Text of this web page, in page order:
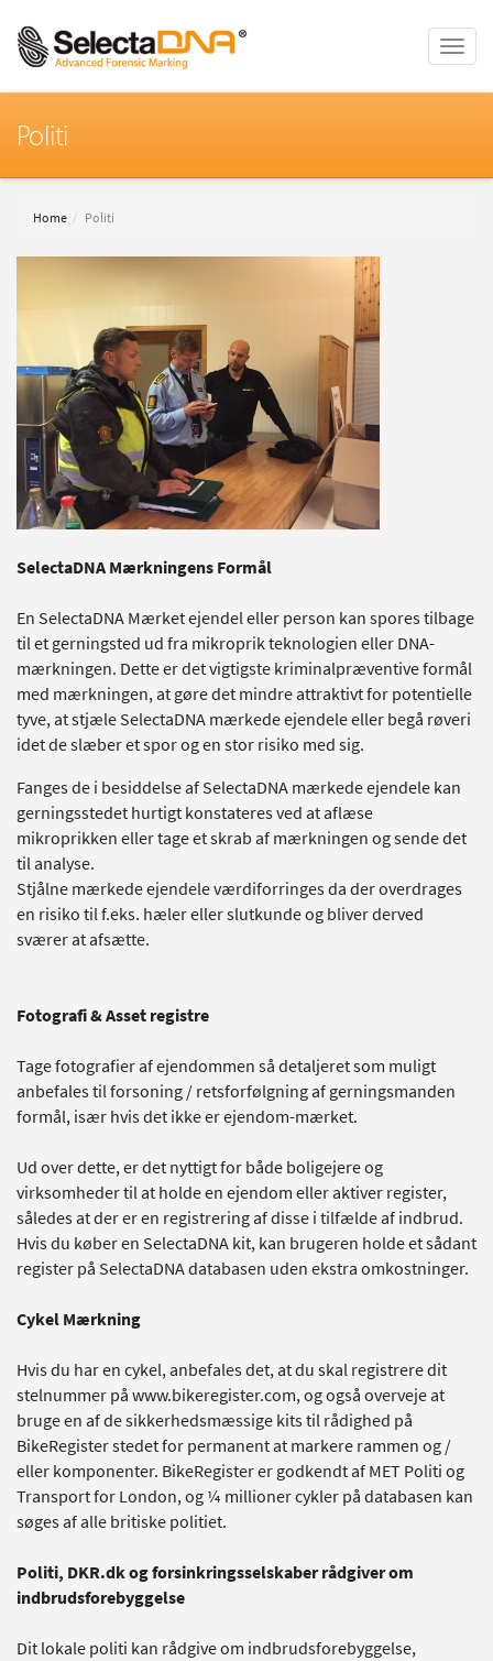
Toggle
Politi
Home Politi
SelectaDNA Mærkningens Formål
En SelectaDNA Mærket ejendel eller person kan spores tilbage
til et gerningsted ud fra mikroprik teknologien eller DNA-
mærkningen. Dette er det vigtigste kriminalpræventive formål
med mærkningen, at gøre det mindre attraktivt for potentielle
tyve, at stjæle SelectaDNA mærkede ejendele eller begå røveri
idet de slæber et spor og en stor risiko med sig.
Fanges de i besiddelse af SelectaDNA mærkede ejendele kan
gerningsstedet hurtigt konstateres ved at aflæse
mikroprikken eller tage et skrab af mærkningen og sende det
til analyse.
Stjålne mærkede ejendele værdiforringes da der overdrages
en risiko til f.eks. hæler eller slutkunde og bliver derved
sværer at afsætte.
Fotografi & Asset registre
Tage fotografier af ejendommen så detaljeret som muligt
anbefales til forsoning / retsforfølgning af gerningsmanden
formål, især hvis det ikke er ejendom-mærket.
Ud over dette, er det nyttigt for både boligejere og
virksomheder til at holde en ejendom eller aktiver register,
således at der er en registrering af disse i tilfælde af indbrud.
Hvis du køber en SelectaDNA kit, kan brugeren holde et sådant
register på SelectaDNA databasen uden ekstra omkostninger.
Cykel Mærkning
Hvis du har en cykel, anbefales det, at du skal registrere dit
stelnummer på www.bikeregister.com, og også overveje at
bruge en af ​​de sikkerhedsmæssige kits til rådighed på
BikeRegister stedet for permanent at markere rammen og /
eller komponenter. BikeRegister er godkendt af MET Politi og
Transport for London, og ¼ millioner cykler på databasen kan
søges af alle britiske politiet.
Politi, DKR.dk og forsinkringsselskaber rådgiver om
indbrudsforebyggelse
Dit lokale politi kan rådgive om indbrudsforebyggelse,